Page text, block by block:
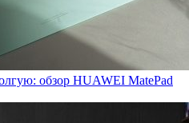
обзор HUAWEI MatePad